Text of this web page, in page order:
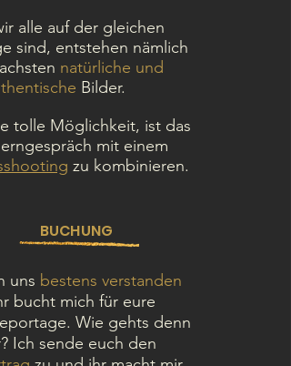
alle auf der gleichen
sind, entstehen nämlich
natürliche und
Bilder.
tolle Möglichkeit, ist das
mit einem
zu kombinieren.
BUCHUNG
uns bestens verstanden
bucht mich für eure
Wie gehts denn
Ich sende euch den